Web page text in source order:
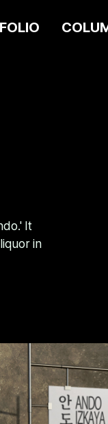
It
in